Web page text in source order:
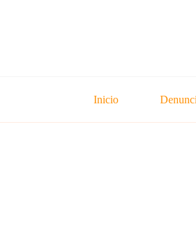
Inicio